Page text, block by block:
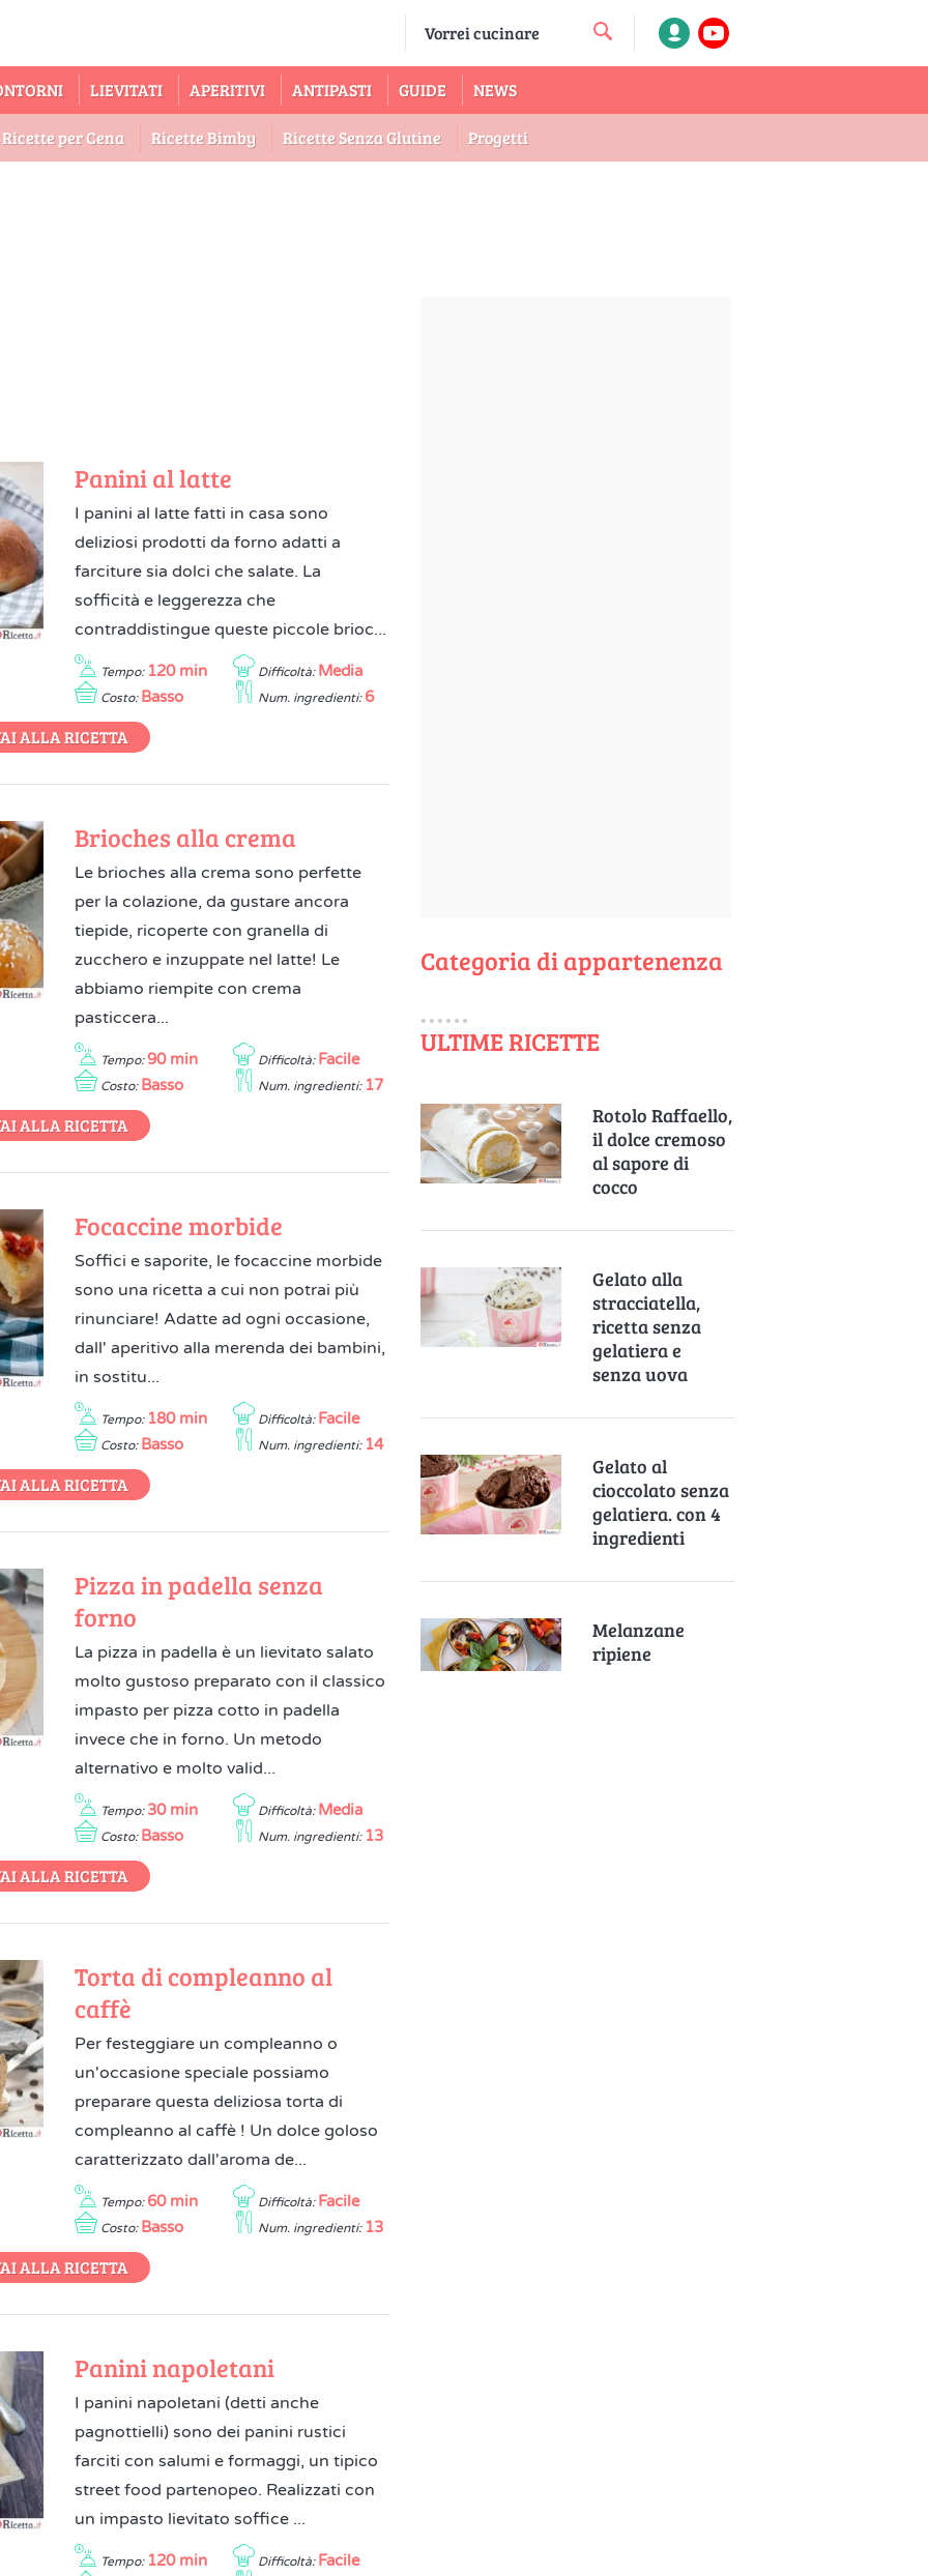
LIEVITATI APERITIVI ANTIPASTI GUIDE NEWS
Ricette per Cena Ricette Bimby Ricette Senza Glutine Progetti
Panini al latte
I panini al latte fatti in casa sono
deliziosi prodotti da forno adatti a
farciture sia dolci che salate. La
sofficità e leggerezza che
contraddistingue queste piccole brioc...
Tempo: 120 min Difficoltà: Media
Costo: Basso Num. ingredienti: 6
ALLA RICETTA
Brioches alla crema
Le brioches alla crema sono perfette
per la colazione, da gustare ancora
tiepide, ricoperte con granella di
zucchero e inzuppate nel latte! Le
abbiamo riempite con crema
pasticcera...
Tempo: 90 min Difficoltà: Facile
Costo: Basso Num. ingredienti: 17
ALLA RICETTA
Focaccine morbide
Soffici e saporite, le focaccine morbide
sono una ricetta a cui non potrai più
rinunciare! Adatte ad ogni occasione,
dall' aperitivo alla merenda dei bambini,
in sostitu...
Tempo: 180 min Difficoltà: Facile
Costo: Basso Num. ingredienti: 14
ALLA RICETTA
Pizza in padella senza
forno
La pizza in padella è un lievitato salato
molto gustoso preparato con il classico
impasto per pizza cotto in padella
invece che in forno. Un metodo
alternativo e molto valid...
Tempo: 30 min Difficoltà: Media
Costo: Basso Num. ingredienti: 13
ALLA RICETTA
Torta di compleanno al
caffè
Per festeggiare un compleanno o
un'occasione speciale possiamo
preparare questa deliziosa torta di
compleanno al caffè ! Un dolce goloso
caratterizzato dall'aroma de...
Tempo: 60 min Difficoltà: Facile
Costo: Basso Num. ingredienti: 13
ALLA RICETTA
Panini napoletani
I panini napoletani (detti anche
pagnottielli) sono dei panini rustici
farciti con salumi e formaggi, un tipico
street food partenopeo. Realizzati con
un impasto lievitato soffice ...
Tempo: 120 min Difficoltà: Facile
Categoria di appartenenza
ULTIME RICETTE
Rotolo Raffaello,
il dolce cremoso
al sapore di
cocco
Gelato alla
stracciatella,
ricetta senza
gelatiera e
senza uova
Gelato al
cioccolato senza
gelatiera. con 4
ingredienti
Melanzane
ripiene